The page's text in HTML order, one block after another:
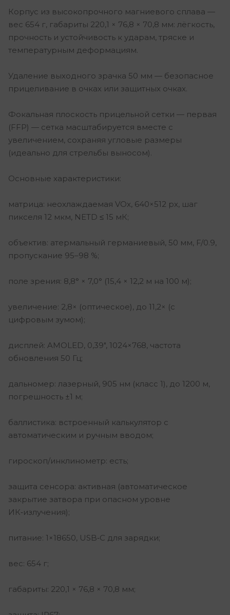
Корпус из высокопрочного магниевого сплава —
вес 654 г, габариты 220,1 × 76,8 × 70,8 мм: лёгкость,
прочность и устойчивость к ударам, тряске и
температурным деформациям.
Удаление выходного зрачка 50 мм — безопасное
прицеливание в очках или защитных очках.
Фокальная плоскость прицельной сетки — первая
(FFP) — сетка масштабируется вместе с
увеличением, сохраняя угловые размеры
(идеально для стрельбы выносом).
Основные характеристики:
матрица: неохлаждаемая VOx, 640×512 px, шаг
пикселя 12 мкм, NETD ≤ 15 мК;
объектив: атермальный германиевый, 50 мм, F/0.9,
пропускание 95–98 %;
поле зрения: 8,8° × 7,0° (15,4 × 12,2 м на 100 м);
увеличение: 2,8× (оптическое), до 11,2× (с
цифровым зумом);
дисплей: AMOLED, 0,39″, 1024×768, частота
обновления 50 Гц;
дальномер: лазерный, 905 нм (класс 1), до 1200 м,
погрешность ±1 м;
баллистика: встроенный калькулятор с
автоматическим и ручным вводом;
гироскоп/инклинометр: есть;
защита сенсора: активная (автоматическое
закрытие затвора при опасном уровне
ИК‑излучения);
питание: 1×18650, USB‑C для зарядки;
вес: 654 г;
габариты: 220,1 × 76,8 × 70,8 мм;